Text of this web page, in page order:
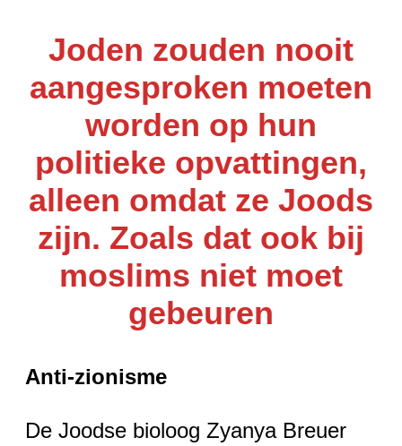
Joden zouden nooit
aangesproken moeten
worden op hun
politieke opvattingen,
alleen omdat ze Joods
zijn. Zoals dat ook bij
moslims niet moet
gebeuren
Anti-zionisme
De Joodse bioloog Zyanya Breuer